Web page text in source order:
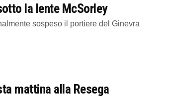
la lente McSorley
sospeso il portiere del Ginevra
mattina alla Resega